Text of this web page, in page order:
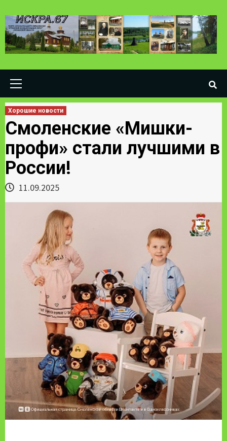
to
content
Хорошие новости
Смоленские «Мишки-
профи» стали лучшими в
России!
11.09.2025